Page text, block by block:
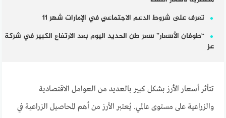
تعرف على شروط الدعم الاجتماعي في الإمارات شهر 11
“طوفان الأسعار” سعر طن الحديد اليوم بعد الارتفاع الكبير في شركة
عز
تتأثر أسعار الأرز بشكل كبير بالعديد من العوامل الاقتصادية
والزراعية على مستوى عالمي. يُعتبر الأرز من أهم المحاصيل الزراعية في